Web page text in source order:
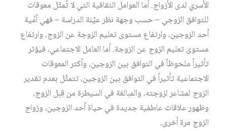
الأسري لدى الأزواج. أما العوامل الثقافية التي لا تُمثّل معوقات
للتوافق الزوجي – حسب وجهة نظر عيِّنة الدراسة – فهي أمِّية
أحد الزوجين، وارتفاع مستوى تعليم الزوجة عن الزوج، وارتفاع
مستوى تعليم الزوج عن الزوجة. أما العامل الاجتماعي، فيؤثر
تأثيراً ملحوظاً في التوافق بين الزوجين، وأكثر المعوقات
الاجتماعية تأثيراً في التوافق بين الزوجين، تتمثَّل بعدم تقدير
الزوج لمشاعر لزوجته، والمبالغة في السيطرة من قِبل الزوج،
وظهور علاقات عاطفية جديدة في حياة أحد الزوجين، وزواج
الزوج مرة أخرى.